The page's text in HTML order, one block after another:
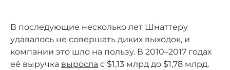
В последующие несколько лет Шнаттеру
удавалось не совершать диких выходок, и
компании это шло на пользу. В 2010–2017 годах
её выручка выросла с $1,13 млрд до $1,78 млрд.